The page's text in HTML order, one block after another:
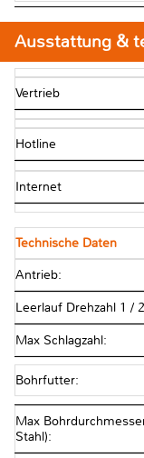
Ausstattung &
Vertrieb
Hotline
Internet
Technische Daten
Antrieb:
Leerlauf Drehzahl 1 /
Max Schlagzahl:
Bohrfutter:
Max
Stahl):